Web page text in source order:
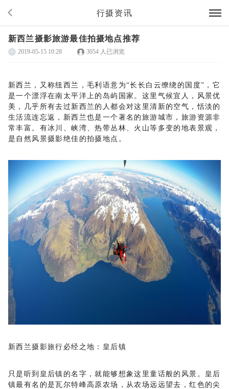
行摄资讯
新西兰摄影旅游最佳拍摄地点推荐
2019-05-15 10:28 3054 人已浏览
新西兰，又称纽西兰，毛利语意为“长长白云缭绕的国度”，它
是一个漂浮在南太平洋上的岛屿国家。这里气候宜人，风景优
美，几乎所有去过新西兰的人都会对这里清新的空气，恬淡的
生活流连忘返，新西兰也是一个著名的旅游城市，旅游资源非
常丰富。有冰川、峡湾、热带丛林、火山等多变的地表景观，
是自然风景摄影绝佳的拍摄地点。
新西兰摄影旅行必经之地：皇后镇
只是听到皇后镇的名字，就能够想象这里童话般的风景。皇后
镇最有名的是瓦尔特峰高原农场，从农场远远望去，红色的尖